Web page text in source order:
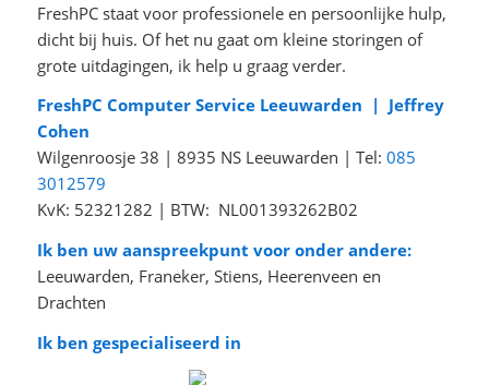
FreshPC staat voor professionele en persoonlijke hulp,
dicht bij huis. Of het nu gaat om kleine storingen of
grote uitdagingen, ik help u graag verder.
FreshPC Computer Service Leeuwarden | Jeffrey
Cohen
Wilgenroosje 38 | 8935 NS Leeuwarden | Tel: 085
3012579
KvK: 52321282 | BTW: NL001393262B02
Ik ben uw aanspreekpunt voor onder andere:
Leeuwarden, Franeker, Stiens, Heerenveen en
Drachten
Ik ben gespecialiseerd in